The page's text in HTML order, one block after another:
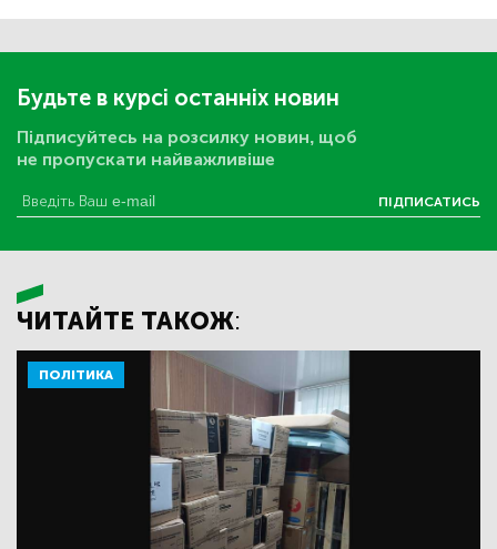
Будьте в курсі останніх новин
Підписуйтесь на розсилку новин, щоб
не пропускати найважливіше
ПІДПИСАТИСЬ
ЧИТАЙТЕ ТАКОЖ:
ПОЛІТИКА